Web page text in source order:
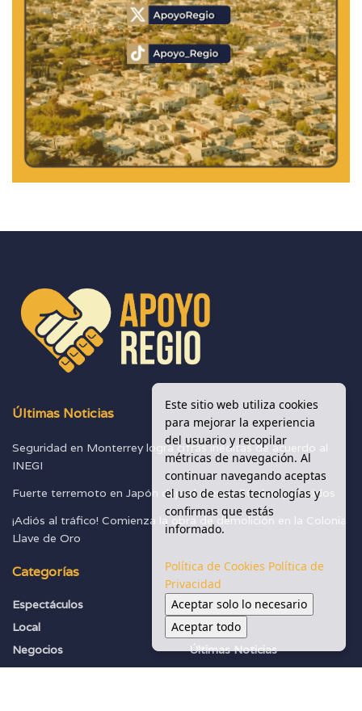
Últimas Noticias
Seguridad en Monterrey logra cifras inéditas de acuerdo al
INEGI
Fuerte terremoto en Japón deja al menos 30 desaparecidos
¡Adiós al tráfico! Comienza la obra de demolición en la Colonia
Llave de Oro
Categorías
Espectáculos
Local
Negocios
Política
Seguridad
Sociedad
Últimas Noticias
Vialidades
Este sitio web utiliza cookies
para mejorar la experiencia
del usuario y recopilar
métricas de navegación. Al
continuar navegando aceptas
el uso de estas tecnologías y
confirmas que estás
informado.
Política de Cookies Política de
Privacidad
Aceptar solo lo necesario
Aceptar todo